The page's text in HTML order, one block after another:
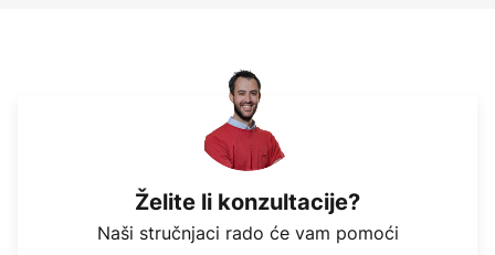
Želite li konzultacije?
Naši stručnjaci rado će vam pomoći